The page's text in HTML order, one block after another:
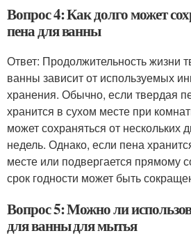
Вопрос 4: Как долго может
пена для ванны
Ответ: Продолжительность жизни
ванны зависит от используемых
хранения. Обычно, если твердая
хранится в сухом месте при
может сохраняться от нескольких
недель. Однако, если пена
месте или подвергается прямому
срок годности может быть
Вопрос 5: Можно ли
для ванны для мытья